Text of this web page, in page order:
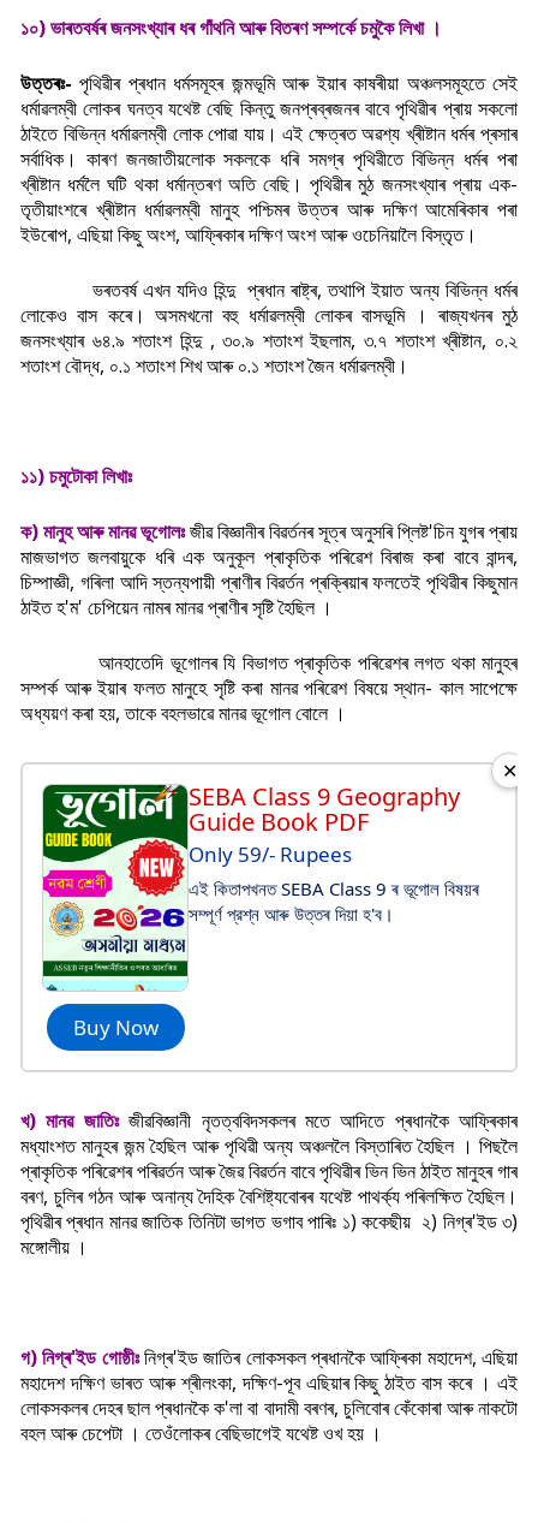
১০) ভাৰতবৰ্ষৰ জনসংখ্যাৰ ধৰ গাঁথনি আৰু বিতৰণ সম্পৰ্কে চমুকৈ লিখা ।
উত্তৰঃ-পৃথিৱীৰ প্ৰধান ধৰ্মসমূহৰ জন্মভূমি আৰু ইয়াৰ কাষৰীয়া অঞ্চলসমূহতে সেই
ধৰ্মাৱলম্বী লোকৰ ঘনত্ব যথেষ্ট বেছি কিন্তু জনপ্ৰব্ৰজনৰ বাবে পৃথিৱীৰ প্ৰায় সকলো
ঠাইতে বিভিন্ন ধৰ্মাৱলম্বী লোক পোৱা যায়। এই ক্ষেত্ৰত অৱশ্য খ্ৰীষ্টান ধৰ্মৰ প্ৰসাৰ
সৰ্বাধিক। কাৰণ জনজাতীয়লোক সকলকে ধৰি সমগ্ৰ পৃথিৱীতে বিভিন্ন ধৰ্মৰ পৰা
খ্ৰীষ্টান ধৰ্মলৈ ঘটি থকা ধৰ্মান্তৰণ অতি বেছি। পৃথিৱীৰ মুঠ জনসংখ্যাৰ প্ৰায় এক-
তৃতীয়াংশৰে খ্ৰীষ্টান ধৰ্মাৱলম্বী মানুহ পশ্চিমৰ উত্তৰ আৰু দক্ষিণ আমেৰিকাৰ পৰা
ইউৰোপ, এছিয়া কিছু অংশ, আফ্ৰিকাৰ দক্ষিণ অংশ আৰু ওচেনিয়ালৈ বিস্তৃত।
ভৰতবৰ্ষ এখন যদিও হিন্দু প্ৰধান ৰাষ্ট্ৰ, তথাপি ইয়াত অন্য বিভিন্ন ধৰ্মৰ
লোকেও বাস কৰে। অসমখনো বহু ধৰ্মাৱলম্বী লোকৰ বাসভূমি । ৰাজ্যখনৰ মুঠ
জনসংখ্যাৰ ৬৪.৯ শতাংশ হিন্দু , ৩০.৯ শতাংশ ইছলাম, ৩.৭ শতাংশ খ্ৰীষ্টান, ০.২
শতাংশ বৌদ্ধ, ০.১ শতাংশ শিখ আৰু ০.১ শতাংশ জৈন ধৰ্মাৱলম্বী।
১১) চমুটোকা লিখাঃ
ক) মানুহ আৰু মানৱ ভূগোলঃজীৱ বিজ্ঞানীৰ বিৱৰ্তনৰ সূত্ৰ অনুসৰি প্লিষ্ট'চিন যুগৰ প্ৰায়
মাজভাগত জলবায়ুকে ধৰি এক অনুকূল প্ৰাকৃতিক পৰিৱেশ বিৰাজ কৰা বাবে বান্দৰ,
চিম্পাজ্ঞী, গৰিলা আদি স্তন্যপায়ী প্ৰাণীৰ বিৱৰ্তন প্ৰক্ৰিয়াৰ ফলতেই পৃথিৱীৰ কিছুমান
ঠাইত হ'ম' চেপিয়েন নামৰ মানৱ প্ৰাণীৰ সৃষ্টি হৈছিল ।
আনহাতেদি ভূগোলৰ যি বিভাগত প্ৰাকৃতিক পৰিৱেশৰ লগত থকা মানুহৰ
সম্পৰ্ক আৰু ইয়াৰ ফলত মানুহে সৃষ্টি কৰা মানৱ পৰিৱেশ বিষয়ে স্থান- কাল সাপেক্ষে
অধ্যয়ণ কৰা হয়, তাকে বহলভাৱে মানৱ ভূগোল বোলে ।
Buy Now
SEBA Class 9 Geography
Guide Book PDF
Only 59/- Rupees
এই কিতাপখনত SEBA Class 9 ৰ ভূগোল বিষয়ৰ
সম্পূর্ণ প্রশ্ন আৰু উত্তৰ দিয়া হ'ব।
✕
খ) মানৱ জাতিঃ জীৱবিজ্ঞানী নৃতত্ববিদসকলৰ মতে আদিতে প্ৰধানকৈ আফ্ৰিকাৰ
মধ্যাংশত মানুহৰ জন্ম হৈছিল আৰু পৃথিৱী অন্য অঞ্চললৈ বিস্তাৰিত হৈছিল । পিছলৈ
প্ৰাকৃতিক পৰিৱেশৰ পৰিৱৰ্তন আৰু জৈৱ বিৱৰ্তন বাবে পৃথিৱীৰ ভিন ভিন ঠাইত মানুহৰ গাৰ
বৰণ, চুলিৰ গঠন আৰু অনান্য দৈহিক বৈশিষ্ট্যবোৰৰ যথেষ্ট পাথৰ্ক্য পৰিলক্ষিত হৈছিল।
পৃথিৱীৰ প্ৰধান মানৱ জাতিক তিনিটা ভাগত ভগাব পাৰিঃ ১) ককেছীয় ২) নিগ্ৰ'ইড ৩)
মঙ্গোলীয় ।
গ) নিগ্ৰ'ইড গোষ্ঠীঃনিগ্ৰ'ইড জাতিৰ লোকসকল প্ৰধানকৈ আফ্ৰিকা মহাদেশ, এছিয়া
মহাদেশ দক্ষিণ ভাৰত আৰু শ্ৰীলংকা, দক্ষিণ-পূব এছিয়াৰ কিছু ঠাইত বাস কৰে । এই
লোকসকলৰ দেহৰ ছাল প্ৰধানকৈ ক'লা বা বাদামী বৰণৰ, চুলিবোৰ কেঁকোৰা আৰু নাকটো
বহল আৰু চেপেটা । তেওঁলোকৰ বেছিভাগেই যথেষ্ট ওখ হয় ।